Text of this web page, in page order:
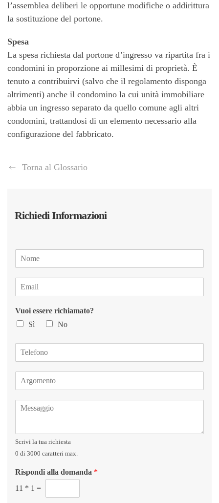
l’assemblea deliberi le opportune modifiche o addirittura
la sostituzione del portone.
Spesa
La spesa richiesta dal portone d’ingresso va ripartita fra i
condomini in proporzione ai millesimi di proprietà. È
tenuto a contribuirvi (salvo che il regolamento disponga
altrimenti) anche il condomino la cui unità immobiliare
abbia un ingresso separato da quello comune agli altri
condomini, trattandosi di un elemento necessario alla
configurazione del fabbricato.
Torna al Glossario
Richiedi Informazioni
m
iVuoi essere richiamato?
Sì
No
n
t
o
M
s
a
g
i
*
Scrivi la tua richiesta
0 di 3000 caratteri max.
Rispondi alla domanda *
11 * 1 =